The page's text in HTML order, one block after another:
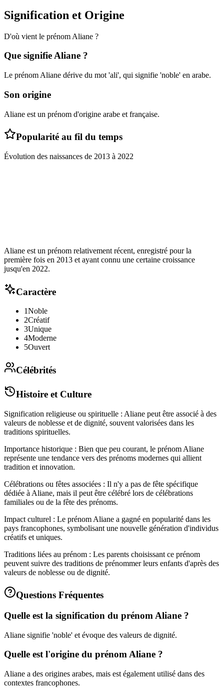
Signification et Origine
D'où vient le prénom Aliane ?
Que signifieAliane ?
Le prénom Aliane dérive du mot 'ali', qui signifie 'noble' en arabe.
Son origine
Aliane est un prénom d'origine arabe et française.
Popularité au fil du temps
Évolution des naissances de 2013 à 2022
Aliane est un prénom relativement récent, enregistré pour la
première fois en 2013 et ayant connu une certaine croissance
jusqu'en 2022.
Caractère
1Noble
2Créatif
3Unique
4Moderne
5Ouvert
Célébrités
Histoire et Culture
Signification religieuse ou spirituelle : Aliane peut être associé à des
valeurs de noblesse et de dignité, souvent valorisées dans les
traditions spirituelles.
Importance historique : Bien que peu courant, le prénom Aliane
représente une tendance vers des prénoms modernes qui allient
tradition et innovation.
Célébrations ou fêtes associées : Il n'y a pas de fête spécifique
dédiée à Aliane, mais il peut être célébré lors de célébrations
familiales ou de la fête des prénoms.
Impact culturel : Le prénom Aliane a gagné en popularité dans les
pays francophones, symbolisant une nouvelle génération d'individus
créatifs et uniques.
Traditions liées au prénom : Les parents choisissant ce prénom
peuvent suivre des traditions de prénommer leurs enfants d'après des
valeurs de noblesse ou de dignité.
Questions Fréquentes
Quelle est la signification du prénom Aliane ?
Aliane signifie 'noble' et évoque des valeurs de dignité.
Quelle est l'origine du prénom Aliane ?
Aliane a des origines arabes, mais est également utilisé dans des
contextes francophones.